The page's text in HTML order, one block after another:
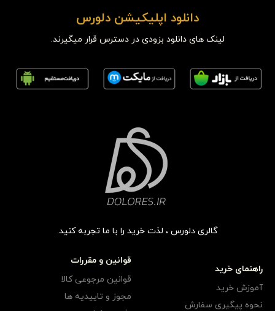
دانلود اپلیکیشن دلورس
لینک های دانلود بزودی در دسترس قرار میگیرند.
گالری دلورس ، لذت خرید را با ما تجربه کنید.
راهنمای خرید
آموزش خرید
نحوه پیگیری سفارش
قوانین و مقررات
قوانین مرجوعی کالا
مجوز و تاییدیه ها